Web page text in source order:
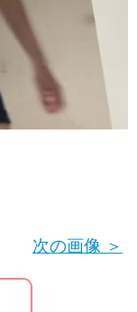
次の画像 ＞